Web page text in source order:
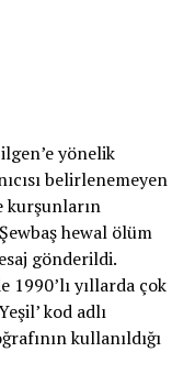
yönelik
belirlenemeyen
kurşunların
hewal ölüm
gönderildi.
1990’lı yıllarda çok
kod adlı
kullanıldığı